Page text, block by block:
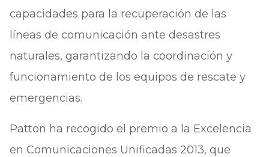
capacidades para la recuperación de las
líneas de comunicación ante desastres
naturales, garantizando la coordinación y
funcionamiento de los equipos de rescate y
emergencias.
Patton ha recogido el premio a la Excelencia
en Comunicaciones Unificadas 2013, que